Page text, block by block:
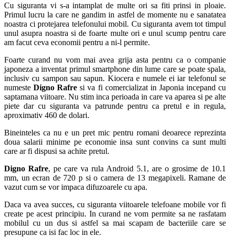
Cu siguranta vi s-a intamplat de multe ori sa fiti prinsi in ploaie.
Primul lucru la care ne gandim in astfel de momente nu e sanatatea
noastra ci protejarea telefonului mobil. Cu siguranta avem tot timpul
unul asupra noastra si de foarte multe ori e unul scump pentru care
am facut ceva economii pentru a ni-l permite.
Foarte curand nu vom mai avea grija asta pentru ca o companie
japoneza a inventat primul smartphone din lume care se poate spala,
inclusiv cu sampon sau sapun. Kiocera e numele ei iar telefonul se
numesteDigno Rafre si va fi comercializat in Japonia incepand cu
saptamana viitoare. Nu stim inca perioada in care va aparea si pe alte
piete dar cu siguranta va patrunde pentru ca pretul e in regula,
aproximativ 460 de dolari.
Bineinteles ca nu e un pret mic pentru romani deoarece reprezinta
doua salarii minime pe economie insa sunt convins ca sunt multi
care ar fi dispusi sa achite pretul.
Digno Rafre, pe care va rula Android 5.1, are o grosime de 10.1
mm, un ecran de 720 p si o camera de 13 megapixeli. Ramane de
vazut cum se vor impaca difuzoarele cu apa.
Daca va avea succes, cu siguranta viitoarele telefoane mobile vor fi
create pe acest principiu. In curand ne vom permite sa ne rasfatam
mobilul cu un dus si astfel sa mai scapam de bacteriile care se
presupune ca isi fac loc in ele.